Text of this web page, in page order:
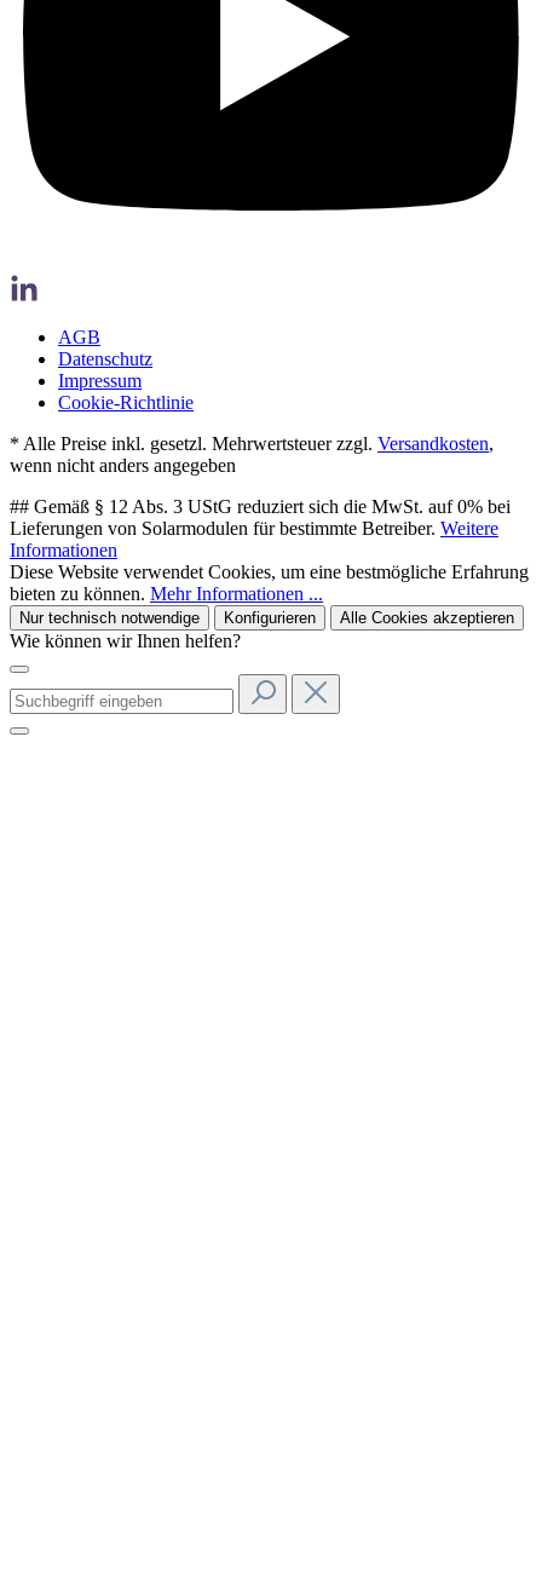
AGB
Datenschutz
Impressum
Cookie-Richtlinie
* Alle Preise inkl. gesetzl. Mehrwertsteuer zzgl. Versandkosten,
wenn nicht anders angegeben
## Gemäß § 12 Abs. 3 UStG reduziert sich die MwSt. auf 0% bei
Lieferungen von Solarmodulen für bestimmte Betreiber. Weitere
Informationen
Diese Website verwendet Cookies, um eine bestmögliche Erfahrung
bieten zu können. Mehr Informationen ...
Nur technisch notwendige Konfigurieren Alle Cookies akzeptieren
Wie können wir Ihnen helfen?